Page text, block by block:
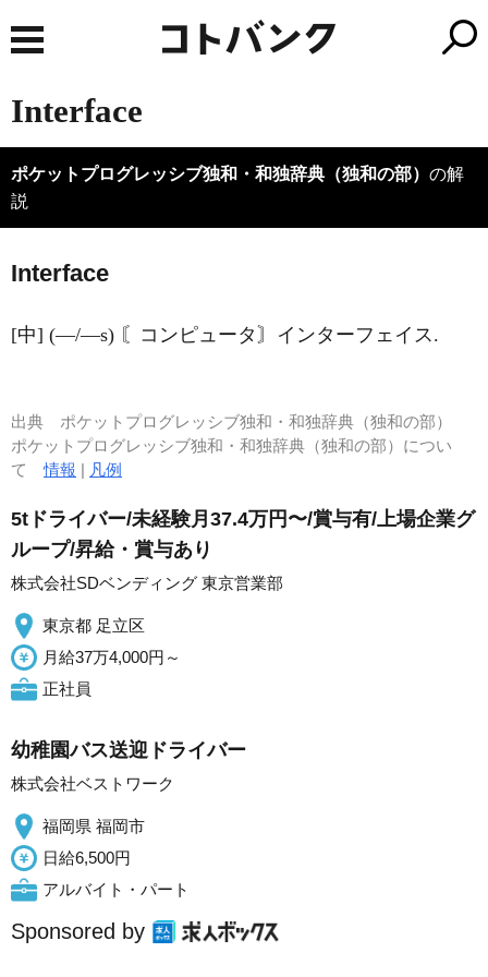
Interface
ポケットプログレッシブ独和・和独辞典（独和の部） の解
説
Interface
[中] (―/―s) 〘コンピュータ〙インターフェイス.
出典 ポケットプログレッシブ独和・和独辞典（独和の部）
ポケットプログレッシブ独和・和独辞典（独和の部）につい
て情報 | 凡例
5tドライバー/未経験月37.4万円〜/賞与有/上場企業グ
ループ/昇給・賞与あり
株式会社SDベンディング 東京営業部
東京都 足立区
月給37万4,000円～
正社員
幼稚園バス送迎ドライバー
株式会社ベストワーク
福岡県 福岡市
日給6,500円
アルバイト・パート
Sponsored by